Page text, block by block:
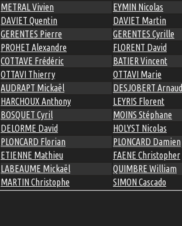
METRAL Vivien EYMIN Nicolas
DAVIET Quentin DAVIET Martin
GERENTES Pierre GERENTES Cyrille
PROHET Alexandre FLORENT David
COTTAVE Frédéric BATIER Vincent
OTTAVI Thierry OTTAVI Marie
AUDRAPT Mickaël DESJOBERT Arnaud
HARCHOUX Anthony LEYRIS Florent
BOSQUET Cyril MOINS Stéphane
DELORME David HOLYST Nicolas
PLONCARD Florian PLONCARD Damien
ETIENNE Mathieu FAENE Christopher
LABEAUME Mickaël QUIMBRE William
MARTIN Christophe SIMON Cascado